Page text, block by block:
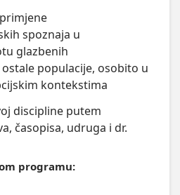
spoznaja u
glazbenih
populacije, osobito u
kontekstima
discipline putem
časopisa, udruga i dr.
programu: